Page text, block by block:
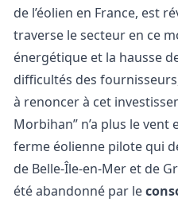
de l’éolien en France, est
traverse le secteur en ce
énergétique et la hausse
difficultés des fournisseurs
à renoncer à cet
Morbihan” n’a plus le
ferme éolienne pilote qui
de Belle-Île-en-Mer et de
été abandonné par le